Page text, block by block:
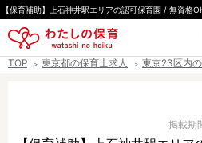
ペ
ー
のTOP 東京都の保育士求人 東京23区内
掲載
都道府県